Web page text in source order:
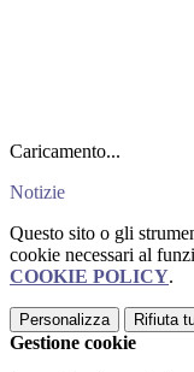
Caricamento...
Notizie
Questo sito o gli
cookie necessari al
COOKIE POLICY.
Personalizza Rifiuta
Gestione cookie